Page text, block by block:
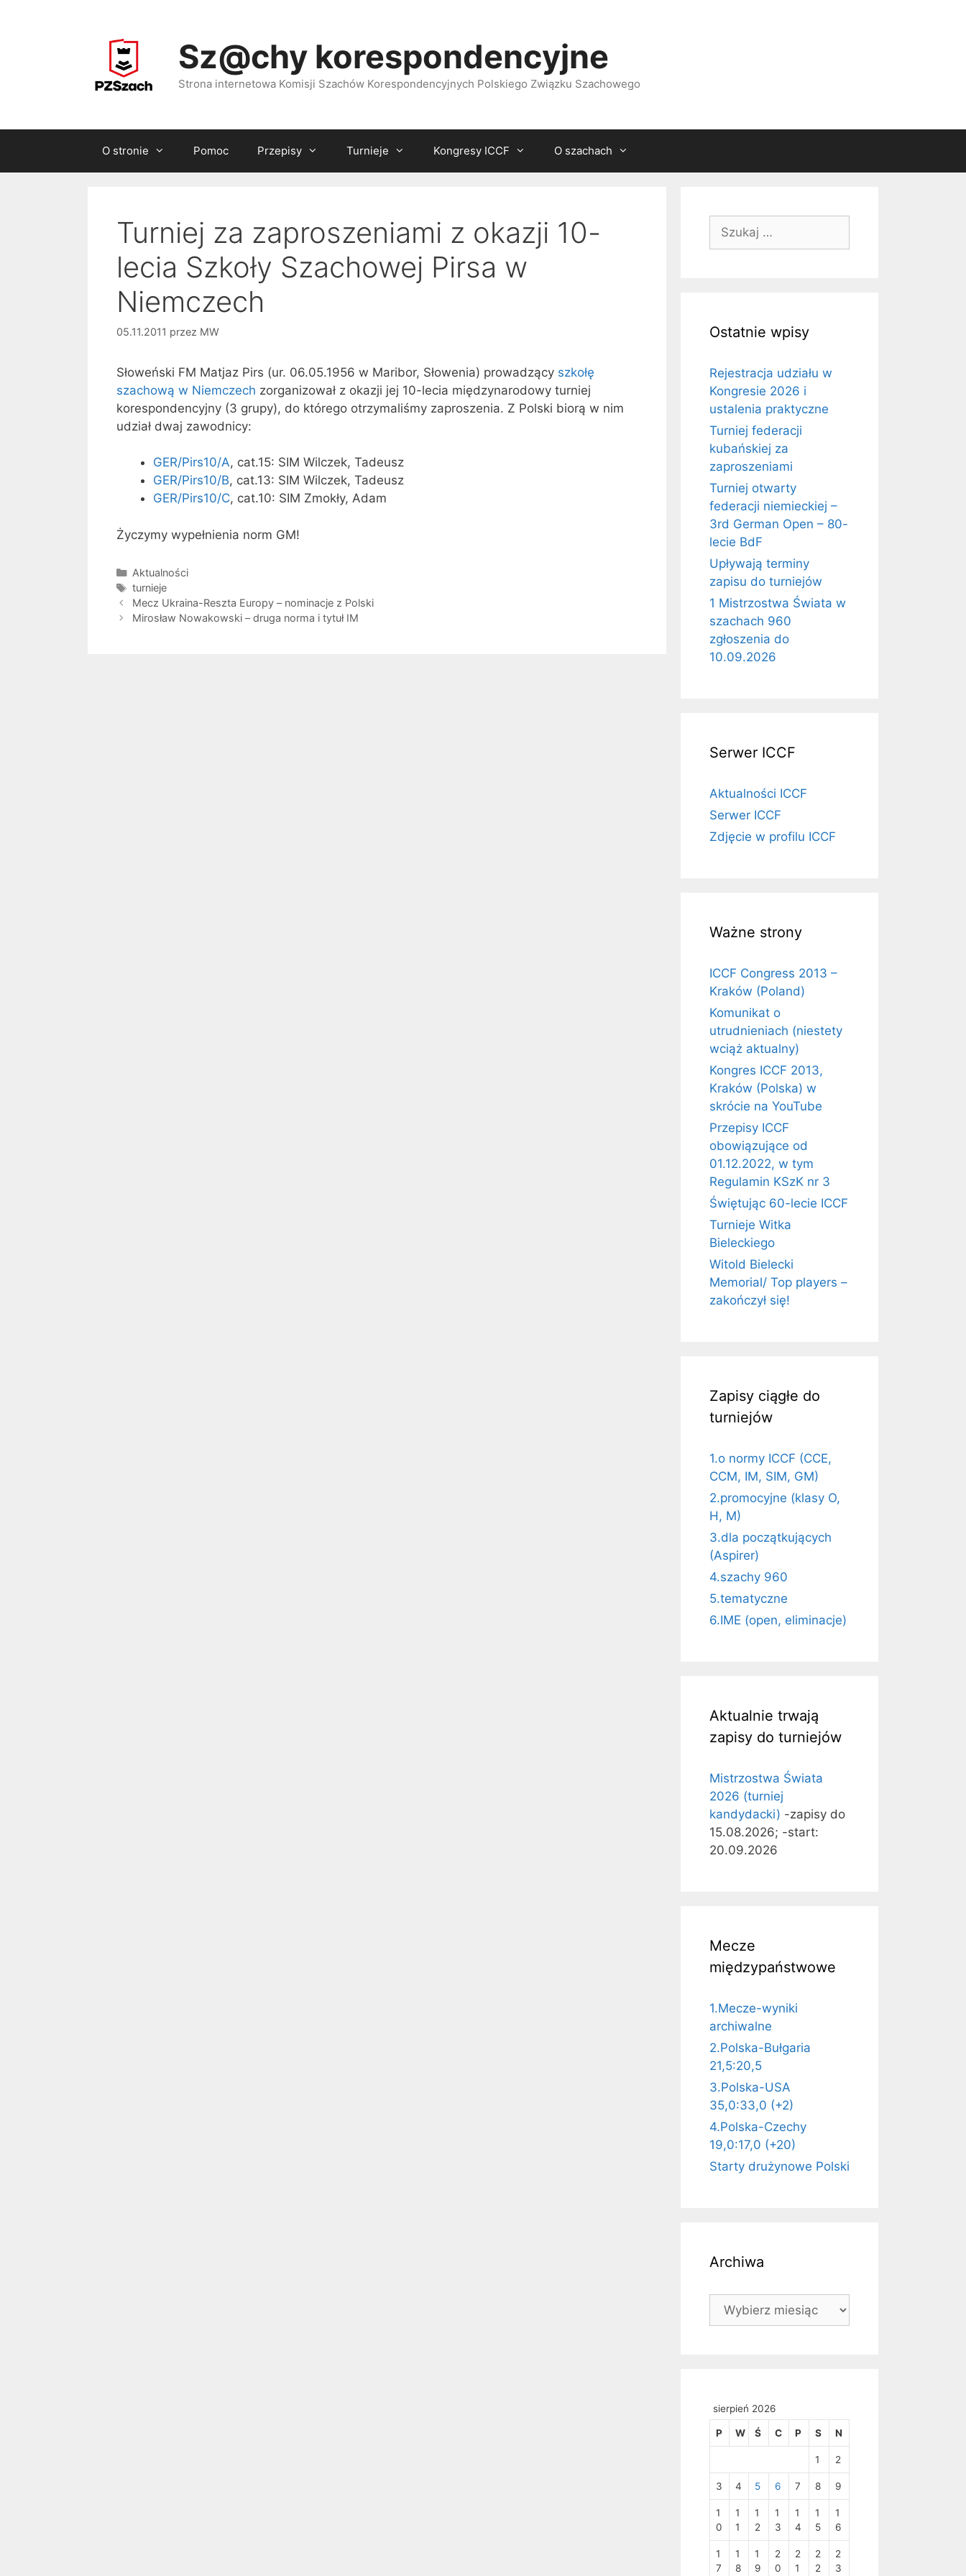
Sz@chy korespondencyjne
Strona internetowa Komisji Szachów Korespondencyjnych Polskiego Związku Szachowego
O stronie Pomoc Przepisy Turnieje Kongresy ICCF O szachach
Turniej za zaproszeniami z okazji 10-
lecia Szkoły Szachowej Pirsa w
Niemczech
05.11.2011 przez MW
Słoweński FM Matjaz Pirs (ur. 06.05.1956 w Maribor, Słowenia) prowadzący szkołę
szachową w Niemczech zorganizował z okazji jej 10-lecia międzynarodowy turniej
korespondencyjny (3 grupy), do którego otrzymaliśmy zaproszenia. Z Polski biorą w nim
udział dwaj zawodnicy:
GER/Pirs10/A, cat.15: SIM Wilczek, Tadeusz
GER/Pirs10/B, cat.13: SIM Wilczek, Tadeusz
GER/Pirs10/C, cat.10: SIM Zmokły, Adam
Życzymy wypełnienia norm GM!
Kategorie
Aktualności
Tagi
turnieje
Mecz Ukraina-Reszta Europy – nominacje z Polski
Mirosław Nowakowski – druga norma i tytuł IM
Ostatnie wpisy
Rejestracja udziału w
Kongresie 2026 i
ustalenia praktyczne
Turniej federacji
kubańskiej za
zaproszeniami
Turniej otwarty
federacji niemieckiej –
3rd German Open – 80-
lecie BdF
Upływają terminy
zapisu do turniejów
1 Mistrzostwa Świata w
szachach 960
zgłoszenia do
10.09.2026
Serwer ICCF
Aktualności ICCF
Serwer ICCF
Zdjęcie w profilu ICCF
Ważne strony
ICCF Congress 2013 –
Kraków (Poland)
Komunikat o
utrudnieniach (niestety
wciąż aktualny)
Kongres ICCF 2013,
Kraków (Polska) w
skrócie na YouTube
Przepisy ICCF
obowiązujące od
01.12.2022, w tym
Regulamin KSzK nr 3
Świętując 60-lecie ICCF
Turnieje Witka
Bieleckiego
Witold Bielecki
Memorial/ Top players –
zakończył się!
Zapisy ciągłe do
turniejów
1.o normy ICCF (CCE,
CCM, IM, SIM, GM)
2.promocyjne (klasy O,
H, M)
3.dla początkujących
(Aspirer)
4.szachy 960
5.tematyczne
6.IME (open, eliminacje)
Aktualnie trwają
zapisy do turniejów
Mistrzostwa Świata
2026 (turniej
kandydacki) -zapisy do
15.08.2026; -start:
20.09.2026
Mecze
międzypaństwowe
1.Mecze-wyniki
archiwalne
2.Polska-Bułgaria
21,5:20,5
3.Polska-USA
35,0:33,0 (+2)
4.Polska-Czechy
19,0:17,0 (+20)
Starty drużynowe Polski
Archiwa
Archiwa
sierpień 2026
P W Ś C P S N
1 2
3 4 5 6 7 8 9
1
0
1
1
1
2
1
3
1
4
1
5
1
6
1
7
1
8
1
9
2
0
2
1
2
2
2
3